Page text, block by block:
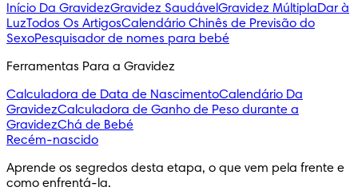
Início Da GravidezGravidez SaudávelGravidez MúltiplaDar à
LuzTodos Os ArtigosCalendário Chinês de Previsão do
SexoPesquisador de nomes para bebé
Ferramentas Para a Gravidez
Calculadora de Data de NascimentoCalendário Da
GravidezCalculadora de Ganho de Peso durante a
GravidezChá de Bebé
Recém-nascido
Aprende os segredos desta etapa, o que vem pela frente e
como enfrentá-la.